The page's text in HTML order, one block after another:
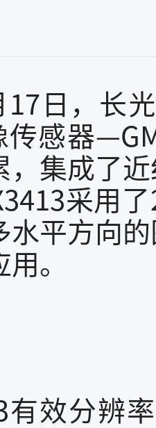
17日，长
传感器
，集成了
采用
水平方向
。
有效分辨